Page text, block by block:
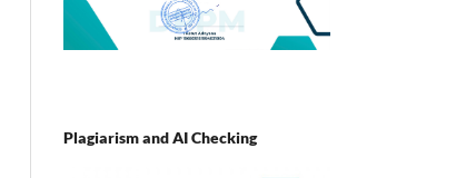
Plagiarism and AI Checking